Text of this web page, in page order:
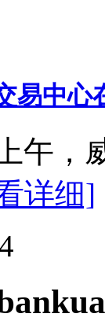
易中
午，
详细]